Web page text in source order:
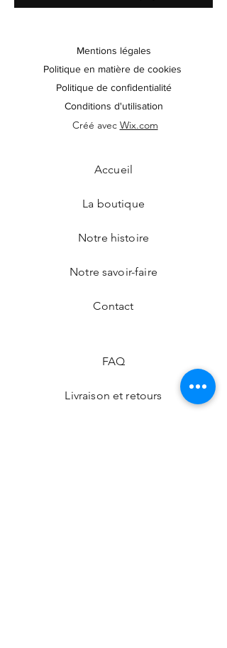
Mentions légales
Politique en matière de cookies
Politique de confidentialité
Conditions d'utilisation
Créé avec Wix.com
Accueil
La boutique
Notre histoire
Notre savoir-faire
Contact
FAQ
Livraison et retours